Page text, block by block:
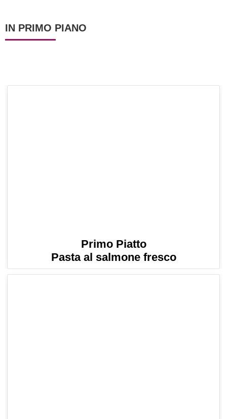
IN PRIMO PIANO
Primo Piatto
Pasta al salmone fresco